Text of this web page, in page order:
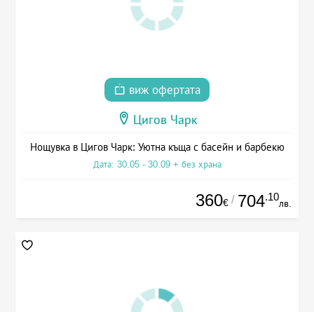
виж офертата
Цигов Чарк
Нощувка в Цигов Чарк: Уютна къща с басейн и барбекю
Дата: 30.05 - 30.09 + без храна
360€ / 704.10
лв.